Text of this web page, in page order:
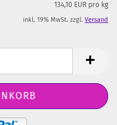
134,10 EUR pro kg
inkl. 19% MwSt. zzgl. Versand